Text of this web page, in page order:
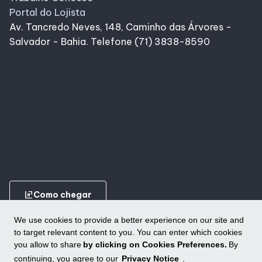
We use cookies to provide a better experience on our site and
to target relevant content to you. You can enter which cookies
you allow to share by clicking on Cookies Preferences. By
continuing, you agree to our Privacy Notice .
Portal do Lojista
Av. Tancredo Neves, 148, Caminho das Árvores -
Salvador - Bahia. Telefone (71) 3838-8590
ungroupComo chegar